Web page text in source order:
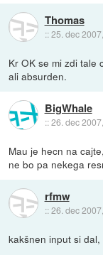
Thomas
::25. dec
Kr OK se mi zdi tale
ali absurden.
BigWhale
::26. dec
Mau je hecn na
ne bo pa nekega
rfmw
::26. dec
kakšnen input si